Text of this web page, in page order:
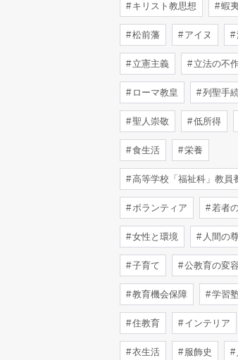
キリスト教思想 蝦
松前藩 アイヌ
立憲主義 立法の不
ローマ教皇 列聖手
聖人崇敬 低所得
食生活 栄養
高等学校「福祉科」教員
ボランティア 若者
女性と環境 人間の
子育て 公教育の変容
教育機会保障 学習
住教育 インテリア
衣生活 服飾史